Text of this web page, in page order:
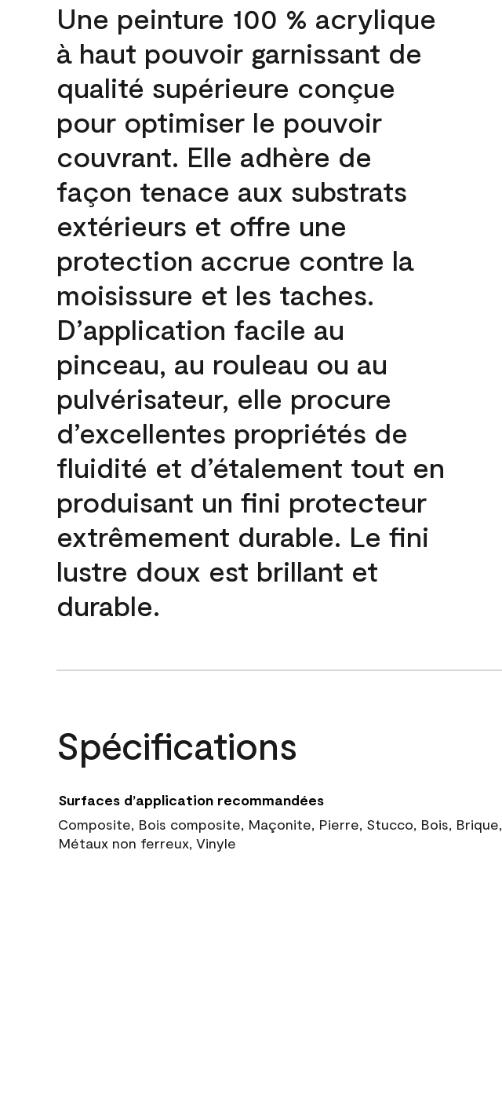
Une peinture 100 % acrylique
à haut pouvoir garnissant de
qualité supérieure conçue
pour optimiser le pouvoir
couvrant. Elle adhère de
façon tenace aux substrats
extérieurs et offre une
protection accrue contre la
moisissure et les taches.
D’application facile au
pinceau, au rouleau ou au
pulvérisateur, elle procure
d’excellentes propriétés de
fluidité et d’étalement tout en
produisant un fini protecteur
extrêmement durable. Le fini
lustre doux est brillant et
durable.
Spécifications
Surfaces d’application recommandées
Composite, Bois composite, Maçonite, Pierre, Stucco, Bois, Brique,
Métaux non ferreux, Vinyle